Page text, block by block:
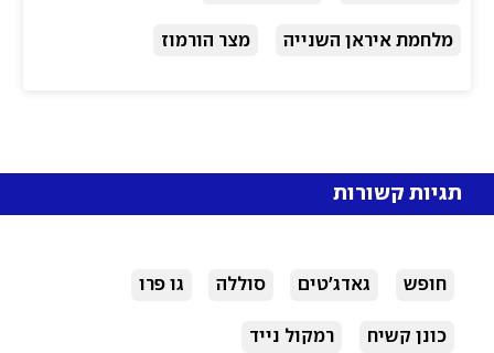
מלחמת איראן השנייה מצר הורמוז
תגיות קשורות
חופש גאדג'טים סוללה גו פרו
כונן קשיח רמקול נייד